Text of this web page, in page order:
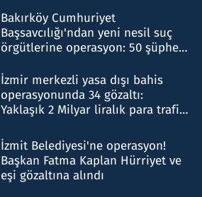
Bakırköy Cumhuriyet
Başsavcılığı'ndan yeni nesil suç
örgütlerine operasyon: 50 şüpheli
İzmir merkezli yasa dışı bahis
operasyonunda 34 gözaltı:
Yaklaşık 2 Milyar liralık para trafiği
İzmit Belediyesi'ne operasyon!
Başkan Fatma Kaplan Hürriyet ve
eşi gözaltına alındı